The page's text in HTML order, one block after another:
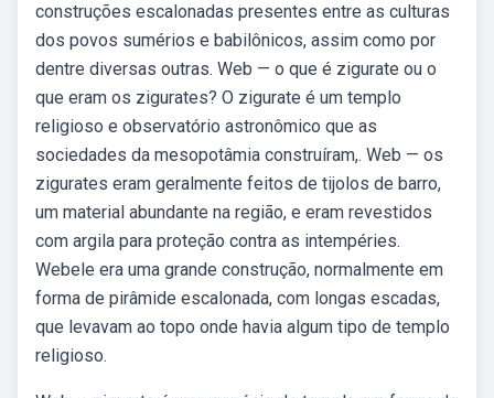
construções escalonadas presentes entre as culturas
dos povos sumérios e babilônicos, assim como por
dentre diversas outras. Web — o que é zigurate ou o
que eram os zigurates? O zigurate é um templo
religioso e observatório astronômico que as
sociedades da mesopotâmia construíram,. Web — os
zigurates eram geralmente feitos de tijolos de barro,
um material abundante na região, e eram revestidos
com argila para proteção contra as intempéries.
Webele era uma grande construção, normalmente em
forma de pirâmide escalonada, com longas escadas,
que levavam ao topo onde havia algum tipo de templo
religioso.